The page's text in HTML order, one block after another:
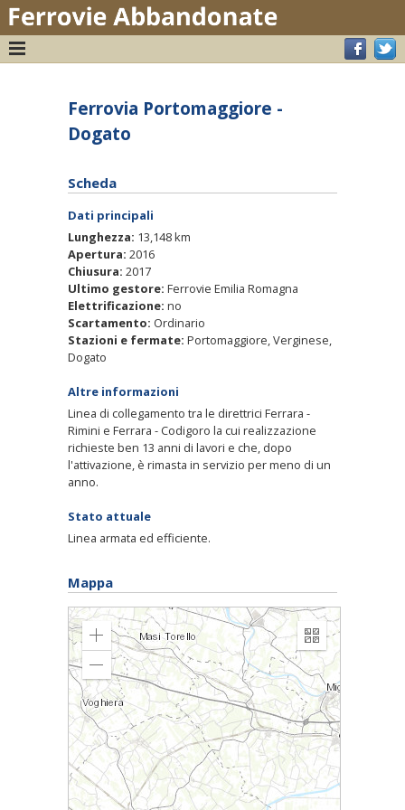
Ferrovia Portomaggiore -
Dogato
Scheda
Dati principali
Lunghezza: 13,148 km
Apertura: 2016
Chiusura: 2017
Ultimo gestore: Ferrovie Emilia Romagna
Elettrificazione: no
Scartamento: Ordinario
Stazioni e fermate: Portomaggiore, Verginese,
Dogato
Altre informazioni
Linea di collegamento tra le direttrici Ferrara -
Rimini e Ferrara - Codigoro la cui realizzazione
richieste ben 13 anni di lavori e che, dopo
l'attivazione, è rimasta in servizio per meno di un
anno.
Stato attuale
Linea armata ed efficiente.
Mappa